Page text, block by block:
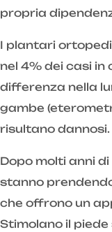
propria
I plantari
nel 4% dei casi
differenza nella
gambe
risultano dannosi.
Dopo molti anni di
stanno
che offrono un
Stimolano il